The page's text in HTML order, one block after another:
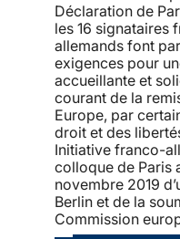
Déclaration de
les 16 signataires
allemands font
exigences pour
accueillante et
courant de la
Europe, par
droit et des
Initiative franco-
colloque de Paris
novembre 2019
Berlin et de la
Commission